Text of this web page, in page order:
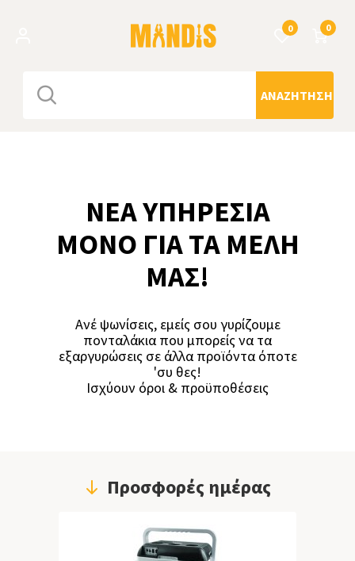
0
ΑΝΑΖΉΤΗΣΗ
0
ΝΕΑ ΥΠΗΡΕΣΙΑ
ΜΟΝΟ ΓΙΑ ΤΑ ΜΕΛΗ
ΜΑΣ!
Ανέ ψωνίσεις, εμείς σου γυρίζουμε
πονταλάκια που μπορείς να τα
εξαργυρώσεις σε άλλα προϊόντα όποτε
'συ θες!
Ισχύουν όροι & προϋποθέσεις
Προσφορές ημέρας